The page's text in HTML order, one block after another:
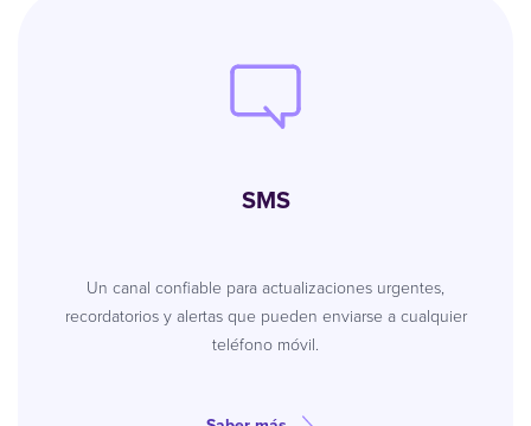
SMS
Un canal confiable para actualizaciones urgentes,
recordatorios y alertas que pueden enviarse a cualquier
teléfono móvil.